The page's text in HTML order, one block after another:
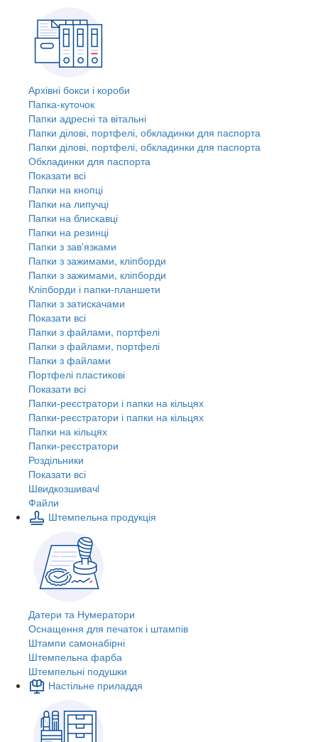
Архівні бокси і короби
Папка-куточок
Папки адресні та вітальні
Папки ділові, портфелі, обкладинки для паспорта
Папки ділові, портфелі, обкладинки для паспорта
Обкладинки для паспорта
Показати всі
Папки на кнопці
Папки на липучці
Папки на блискавці
Папки на резинці
Папки з зав'язками
Папки з зажимами, кліпборди
Папки з зажимами, кліпборди
Кліпборди і папки-планшети
Папки з затискачами
Показати всі
Папки з файлами, портфелі
Папки з файлами, портфелі
Папки з файлами
Портфелі пластикові
Показати всі
Папки-реєстратори і папки на кільцях
Папки-реєстратори і папки на кільцях
Папки на кільцях
Папки-реєстратори
Роздільники
Показати всі
Швидкозшивачi
Файли
Штемпельна продукція
Датери та Нумератори
Оснащення для печаток і штампів
Штампи самонабірні
Штемпельна фарба
Штемпельні подушки
Настільне приладдя